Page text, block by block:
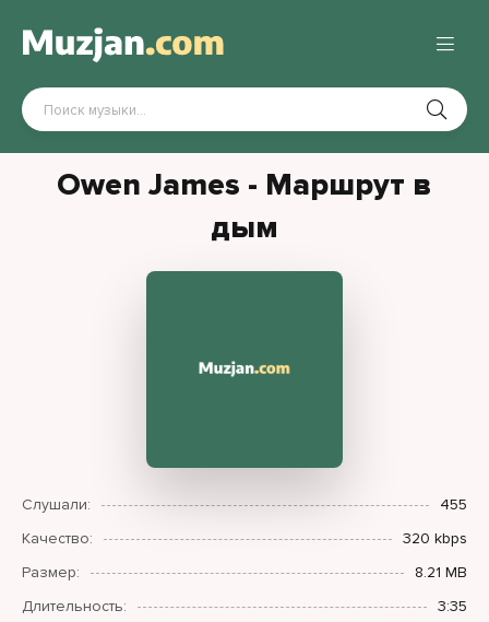
Owen James - Маршрут в
дым
Слушали:
455
Качество:
320 kbps
Размер:
8.21 MB
Длительность:
3:35